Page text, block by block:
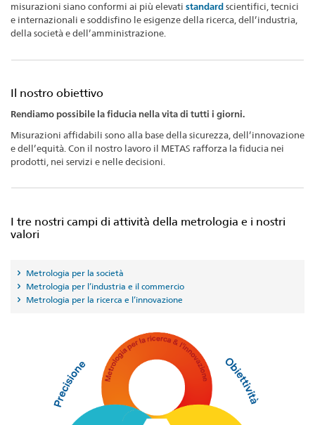
misurazioni siano conformi ai più elevati standardscientifici, tecnici
e internazionali e soddisfino le esigenze della ricerca, dell’industria,
della società e dell’amministrazione.
Il nostro obiettivo
Rendiamo possibile la fiducia nella vita di tutti i giorni.
Misurazioni affidabili sono alla base della sicurezza, dell’innovazione
e dell’equità. Con il nostro lavoro il METAS rafforza la fiducia nei
prodotti, nei servizi e nelle decisioni.
I tre nostri campi di attività della metrologia e i nostri
valori
Metrologia per la società
Metrologia per l’industria e il commercio
Metrologia per la ricerca e l’innovazione